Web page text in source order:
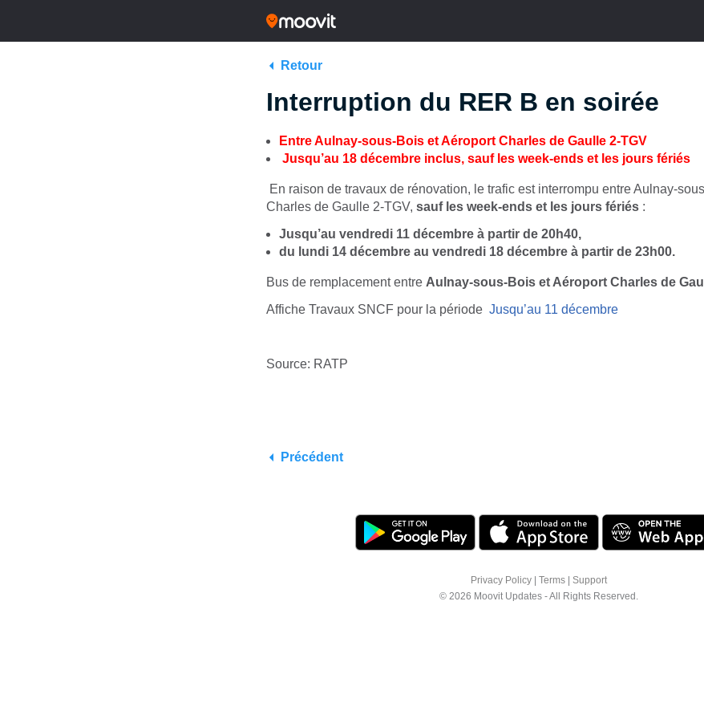
Retour
Interruption du RER B en soirée
Entre Aulnay-sous-Bois et Aéroport Charles de Gaulle 2-TGV
Jusqu’au 18 décembre inclus, sauf les week-ends et les jours fériés
En raison de travaux de rénovation, le trafic est interrompu entre Aulnay-
Charles de Gaulle 2-TGV, sauf les week-ends et les jours fériés :
Jusqu’au vendredi 11 décembre à partir de 20h40,
du lundi 14 décembre au vendredi 18 décembre à partir de 23h00.
Bus de remplacement entre Aulnay-sous-Bois et Aéroport Charles de
Affiche Travaux SNCF pour la période Jusqu’au 11 décembre
Source: RATP
Précédent
Privacy Policy Terms
Support
© 2026 Moovit Updates - All Rights Reserved.